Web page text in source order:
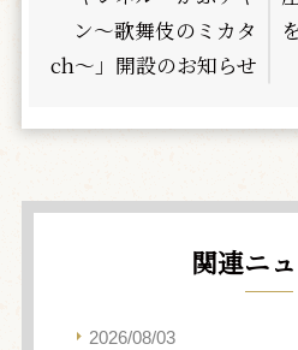
ン〜歌舞伎のミカタ
ch〜」開設のお知らせ
関連ニ
2026/08/03